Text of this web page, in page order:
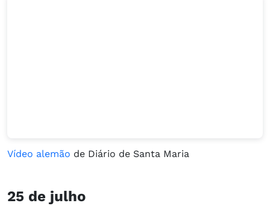
Vídeo alemão de Diário de Santa Maria
25 de julho